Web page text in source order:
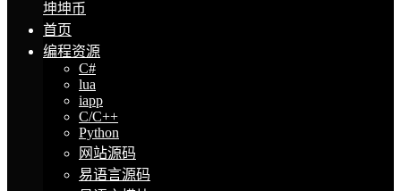
坤坤币
首页
编程资源
C#
lua
iapp
C/C++
Python
网站源码
易语言源码